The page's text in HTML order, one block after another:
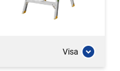
Visa